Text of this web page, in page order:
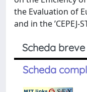
the Evaluation of
and in the ’CEPEJ-
Scheda breve
Scheda